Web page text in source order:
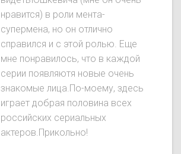
нравится) в роли мента-
супермена, но он отлично
справился и с этой ролью. Еще
мне понравилось, что в каждой
серии появляютя новые очень
знакомые лица.По-моему, здесь
играет добрая половина всех
российских сериальных
актеров.Прикольно!